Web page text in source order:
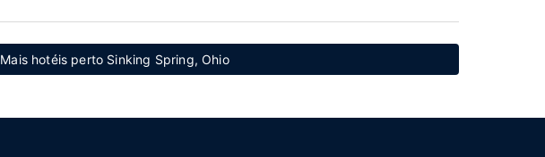
Mais hotéis perto Sinking Spring, Ohio